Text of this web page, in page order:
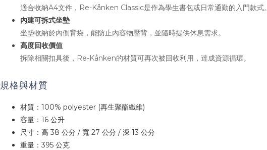
適合收納A4文件，Re-Kånken Classic是作為學生書包或日常通勤的入門款式。
內建可拆式坐墊
坐墊收納於內側背袋，能防止內容物壓背，並隨時提供休息需求。
高度回收價值
拆除相關扣具後，Re-Kånken的材質可再次被回收利用，達成資源循環。
規格與材質
材質：100% polyester (再生聚酯纖維)
容量：16 公升
尺寸：高 38 公分 / 寬 27 公分 / 深 13 公分
重量：395 公克